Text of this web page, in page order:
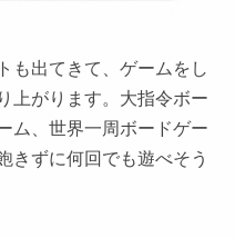
も出てきて、ゲームをし
上がります。大指令ボー
ム、世界一周ボードゲー
きずに何回でも遊べそう